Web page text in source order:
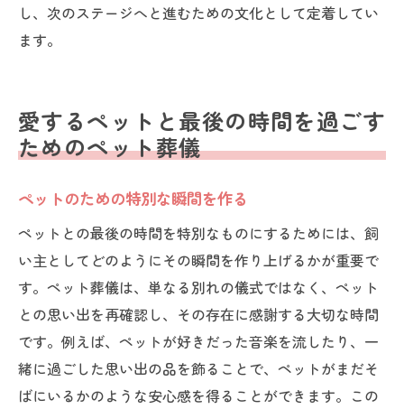
し、次のステージへと進むための文化として定着してい
ます。
愛するペットと最後の時間を過ごす
ためのペット葬儀
ペットのための特別な瞬間を作る
ペットとの最後の時間を特別なものにするためには、飼
い主としてどのようにその瞬間を作り上げるかが重要で
す。ペット葬儀は、単なる別れの儀式ではなく、ペット
との思い出を再確認し、その存在に感謝する大切な時間
です。例えば、ペットが好きだった音楽を流したり、一
緒に過ごした思い出の品を飾ることで、ペットがまだそ
ばにいるかのような安心感を得ることができます。この